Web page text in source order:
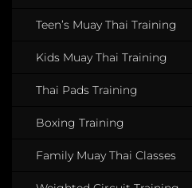
Teen’s Muay Thai Training
Kids Muay Thai Training
Thai Pads Training
Boxing Training
Family Muay Thai Classes